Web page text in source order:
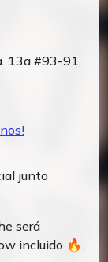
13a #93-91,
junto
será
incluido 🔥.